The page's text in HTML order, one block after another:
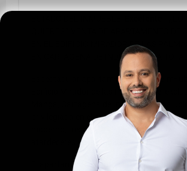
EN EL EDIFICIO MIRADOR DE LAS
EN CARTAGENA DE INDIAS | - ÁREA
Espectacular apartamento de 125.5 m²
Edificio Mirador de las Palmas, en el
Manga, Cartagena de Indias. Con una
privilegiada en el piso 12, este inmueble
moderno, frescura y vistas inigualables a
atardeceres de la ciudad.
El apartamento cuenta con una